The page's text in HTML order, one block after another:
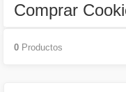
Comprar
0 Productos